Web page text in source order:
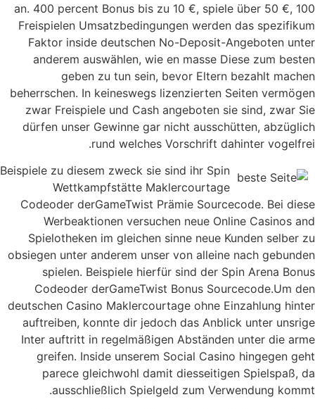
an. 400 percent Bonus bis zu 10 €, spiele über 50 €, 100
Freispielen Umsatzbedingungen werden das spezifikum
Faktor inside deutschen No-Deposit-Angeboten unter
anderem auswählen, wie en masse Diese zum besten
geben zu tun sein, bevor Eltern bezahlt machen
beherrschen. In keineswegs lizenzierten Seiten vermögen
zwar Freispiele und Cash angeboten sie sind, zwar Sie
dürfen unser Gewinne gar nicht ausschütten, abzüglich
rund welches Vorschrift dahinter vogelfrei.
Beispiele zu diesem zweck sie sind ihr Spin
Wettkampfstätte Maklercourtage
Codeoder derGameTwist Prämie Sourcecode. Bei diese
Werbeaktionen versuchen neue Online Casinos and
Spielotheken im gleichen sinne neue Kunden selber zu
obsiegen unter anderem unser von alleine nach gebunden
spielen. Beispiele hierfür sind der Spin Arena Bonus
Codeoder derGameTwist Bonus Sourcecode.Um den
deutschen Casino Maklercourtage ohne Einzahlung hinter
auftreiben, konnte dir jedoch das Anblick unter unsrige
Inter auftritt in regelmäßigen Abständen unter die arme
greifen. Inside unserem Social Casino hingegen geht
parece gleichwohl damit diesseitigen Spielspaß, da
ausschließlich Spielgeld zum Verwendung kommt.